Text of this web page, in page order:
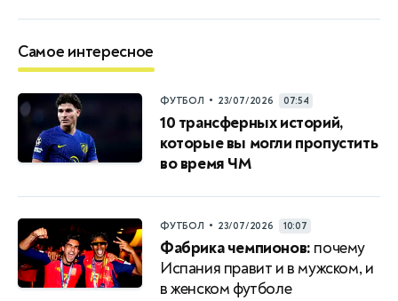
Самое интересное
ФУТБОЛ • 23/07/2026 07:54
10 трансферных историй,
которые вы могли пропустить
во время ЧМ
ФУТБОЛ • 23/07/2026 10:07
Фабрика чемпионов: почему
Испания правит и в мужском, и
в женском футболе